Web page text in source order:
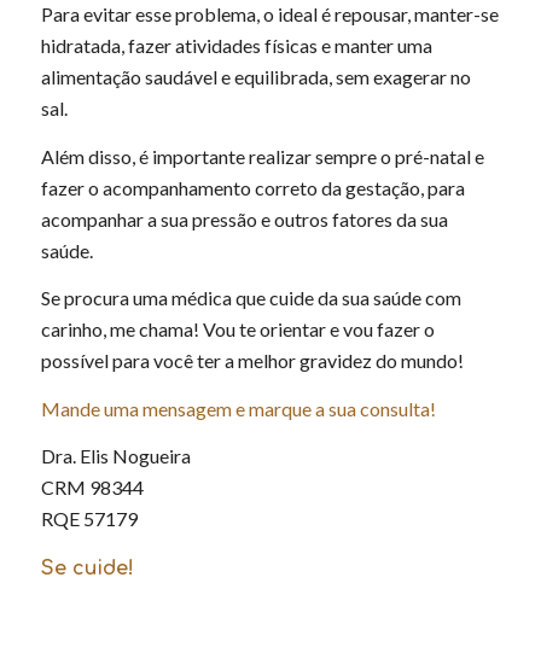
Para evitar esse problema, o ideal é repousar, manter-se
hidratada, fazer atividades físicas e manter uma
alimentação saudável e equilibrada, sem exagerar no
sal.
Além disso, é importante realizar sempre o pré-natal e
fazer o acompanhamento correto da gestação, para
acompanhar a sua pressão e outros fatores da sua
saúde.
Se procura uma médica que cuide da sua saúde com
carinho, me chama! Vou te orientar e vou fazer o
possível para você ter a melhor gravidez do mundo!
Mande uma mensagem e marque a sua consulta!
Dra. Elis Nogueira
CRM 98344
RQE 57179
Se cuide!